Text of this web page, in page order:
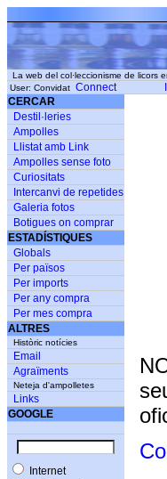
La web del col·leccionisme de licors
User: Convidat Connect
CERCAR
Destil·leries
Ampolles
Llistat amb Link
Ampolles sense foto
Curiositats
Intercanvi de repetides
Galeria fotos
Botigues on comprar
ESTADÍSTIQUES
Globals
Per països
Per imports
Per any compra
Per mes compra
ALTRES
Històric notícies
Email
Agraïments
Neteja d'ampolletes
Links
GOOGLE
Internet